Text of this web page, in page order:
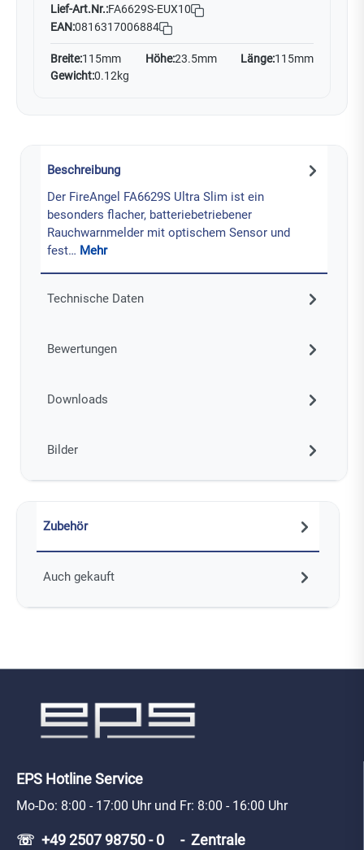
Lief-Art.Nr.:FA6629S-EUX10
EAN:0816317006884
Breite:115mm Höhe:23.5mm Länge:115mm
Gewicht:0.12kg
Beschreibung
Der FireAngel FA6629S Ultra Slim ist ein
besonders flacher, batteriebetriebener
Rauchwarnmelder mit optischem Sensor und
fest… Mehr
Technische Daten
Bewertungen
Downloads
Bilder
Zubehör
Auch gekauft
EPS Hotline Service
Mo-Do: 8:00 - 17:00 Uhr und Fr: 8:00 - 16:00 Uhr
☏ +49 2507 98750 - 0 - Zentrale